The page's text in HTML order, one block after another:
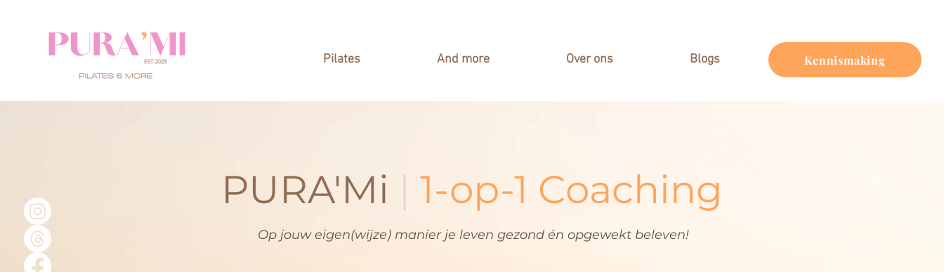
Pilates And more Over ons Blogs Kennismaking
PURA'Mi | 1-op-1 Coaching
Op jouw eigen(wijze) manier je leven gezond én opgewekt beleven!